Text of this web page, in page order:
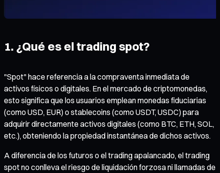
1. ¿Qué es el trading spot?
"Spot" hace referencia a la compraventa inmediata de
activos físicos o digitales. En el mercado de criptomonedas,
esto significa que los usuarios emplean monedas fiduciarias
(como USD, EUR) o stablecoins (como USDT, USDC) para
adquirir directamente activos digitales (como BTC, ETH, SOL,
etc.), obteniendo la propiedad instantánea de dichos activos.
A diferencia de los futuros o el trading apalancado, el trading
spot no conlleva el riesgo de liquidación forzosa ni llamadas de